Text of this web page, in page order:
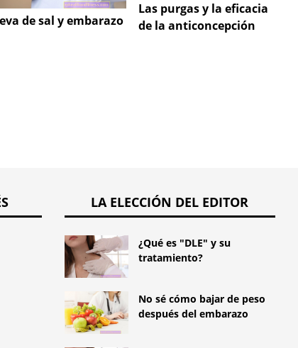
de sal y embarazo
Las purgas y la eficacia
de la anticoncepción
LA ELECCIÓN DEL EDITOR
¿Qué es "DLE" y su
tratamiento?
No sé cómo bajar de peso
después del embarazo